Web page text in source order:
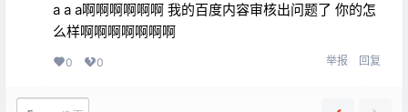
a a a啊啊啊啊啊啊 我的百度内容审核出问题了 你的怎
么样啊啊啊啊啊啊啊
0 0 举报 回复